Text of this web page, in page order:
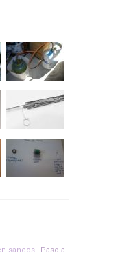
sancos
Paso a